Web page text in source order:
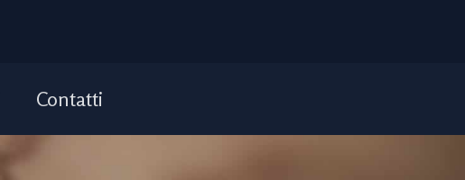
Contatti